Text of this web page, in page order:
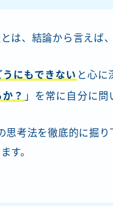
は、結論から言えば、
にもできない と心に
？ 」を常に自分に
思考法を徹底的に掘
す。